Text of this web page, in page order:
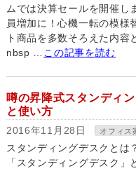
ムでは決算セールを開催し
員増加に！心機一転の模様
ト商品を多数そろえた内容
nbsp …
この記事を読む
噂の昇降式スタンディ
と使い方
2016年11月28日 オフィス
スタンディングデスクとは
「スタンディングデスク」